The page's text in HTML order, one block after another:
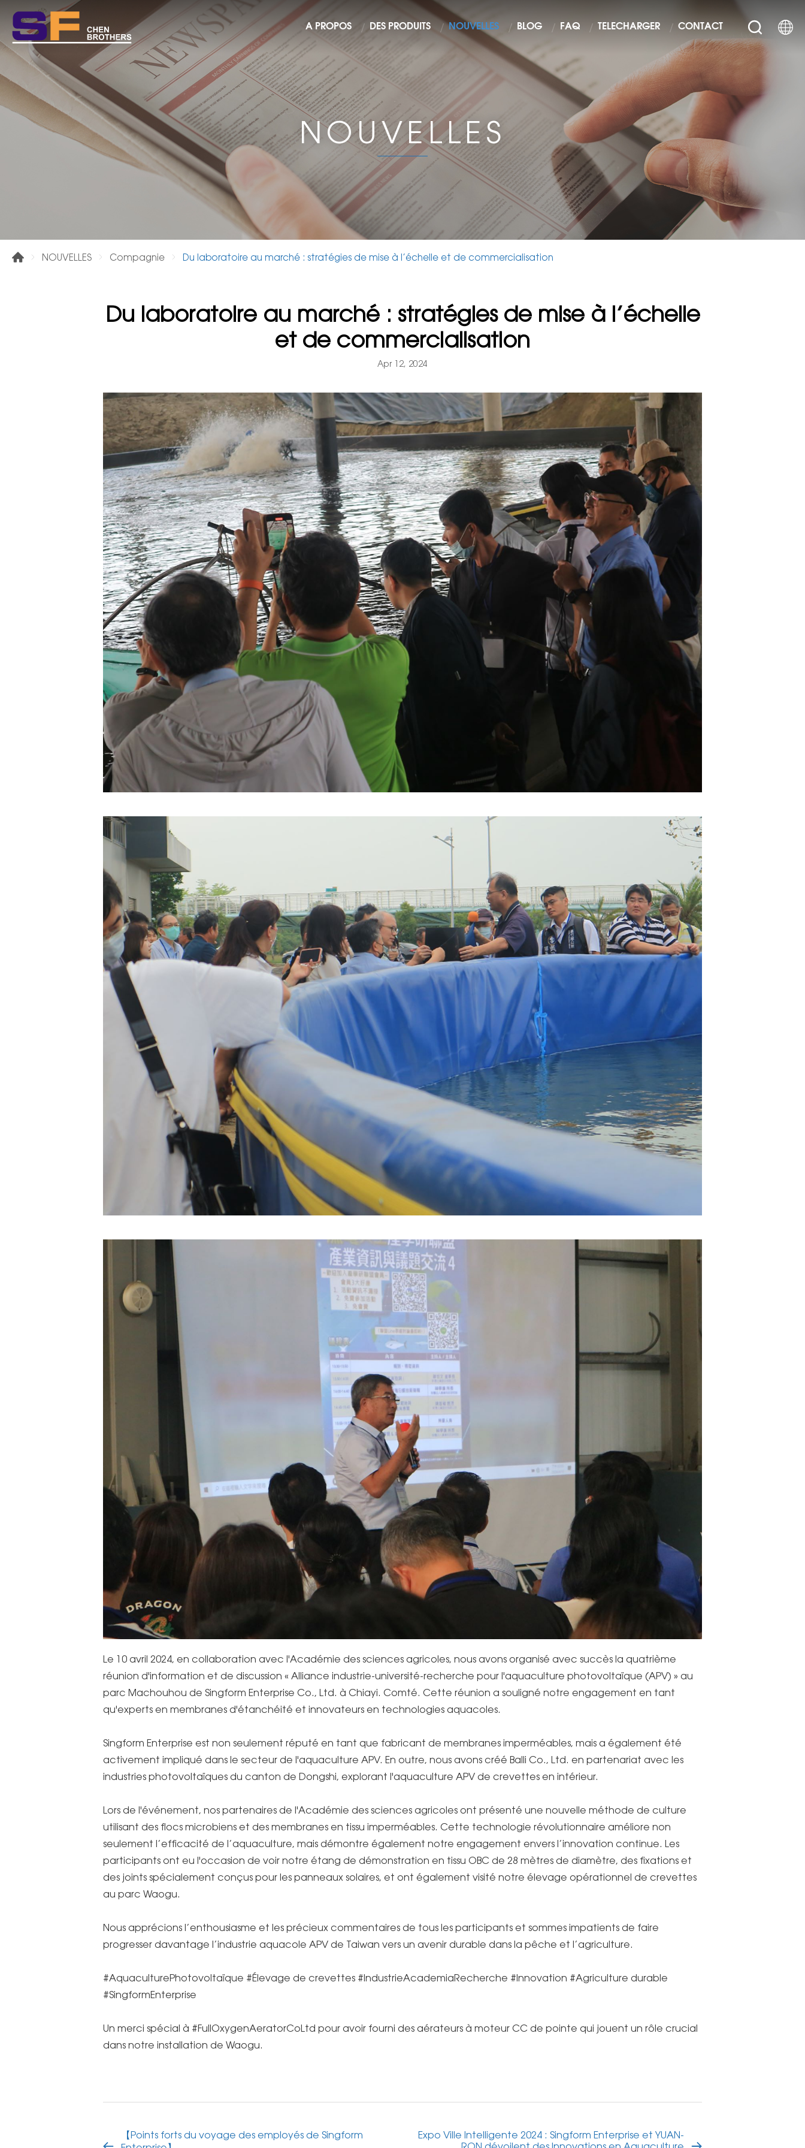
À PROPOS DES PRODUITS NOUVELLES BLOG FAQ TÉLÉCHARGER CONTACT
NOUVELLES
NOUVELLES Compagnie Du laboratoire au marché : stratégies de mise à l’échelle et de commercialisation
Du laboratoire au marché : stratégies de mise à l’échelle
et de commercialisation
Apr 12, 2024
Le 10 avril 2024, en collaboration avec l'Académie des sciences agricoles, nous avons organisé avec succès la quatrième
réunion d'information et de discussion « Alliance industrie-université-recherche pour l'aquaculture photovoltaïque (APV) » au
parc Machouhou de Singform Enterprise Co., Ltd. à Chiayi. Comté. Cette réunion a souligné notre engagement en tant
qu'experts en membranes d'étanchéité et innovateurs en technologies aquacoles.
Singform Enterprise est non seulement réputé en tant que fabricant de membranes imperméables, mais a également été
activement impliqué dans le secteur de l'aquaculture APV. En outre, nous avons créé Balli Co., Ltd. en partenariat avec les
industries photovoltaïques du canton de Dongshi, explorant l'aquaculture APV de crevettes en intérieur.
Lors de l'événement, nos partenaires de l'Académie des sciences agricoles ont présenté une nouvelle méthode de culture
utilisant des flocs microbiens et des membranes en tissu imperméables. Cette technologie révolutionnaire améliore non
seulement l’efficacité de l’aquaculture, mais démontre également notre engagement envers l’innovation continue. Les
participants ont eu l'occasion de voir notre étang de démonstration en tissu OBC de 28 mètres de diamètre, des fixations et
des joints spécialement conçus pour les panneaux solaires, et ont également visité notre élevage opérationnel de crevettes
au parc Waogu.
Nous apprécions l’enthousiasme et les précieux commentaires de tous les participants et sommes impatients de faire
progresser davantage l’industrie aquacole APV de Taiwan vers un avenir durable dans la pêche et l’agriculture.
#AquaculturePhotovoltaïque #Élevage de crevettes #IndustrieAcademiaRecherche #Innovation #Agriculture durable
#SingformEnterprise
Un merci spécial à #FullOxygenAeratorCoLtd pour avoir fourni des aérateurs à moteur CC de pointe qui jouent un rôle crucial
dans notre installation de Waogu.
【Points forts du voyage des employés de Singform
Expo Ville Intelligente 2024 : Singform Enterprise et YUAN-